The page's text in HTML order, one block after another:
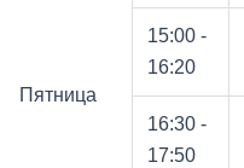
Пятница
15:00 -
16:20
16:30 -
17:50